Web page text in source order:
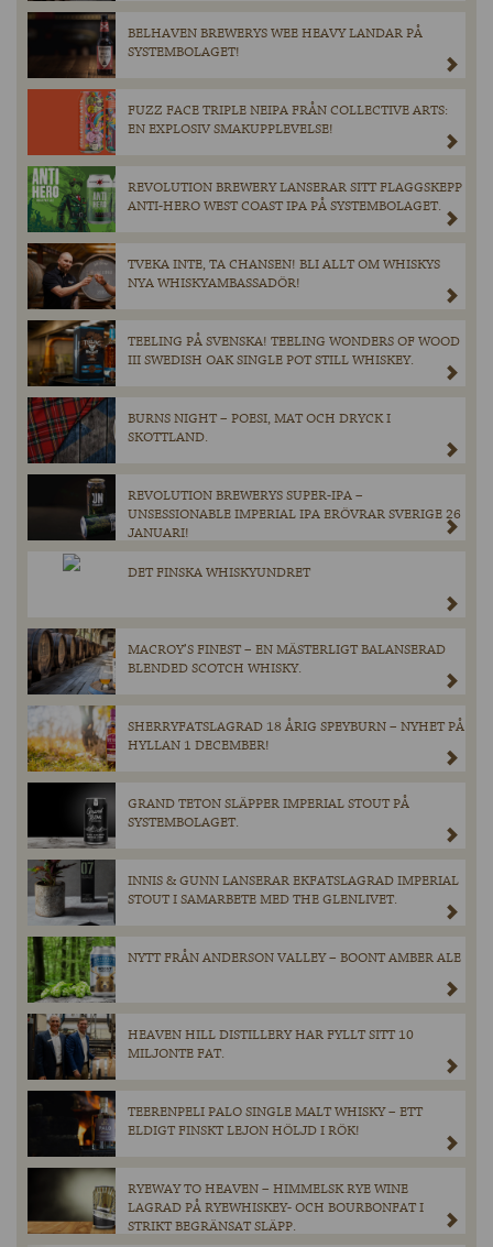
BELHAVEN BREWERYS WEE HEAVY LANDAR PÅ
SYSTEMBOLAGET!
FUZZ FACE TRIPLE NEIPA FRÅN COLLECTIVE ARTS:
EN EXPLOSIV SMAKUPPLEVELSE!
REVOLUTION BREWERY LANSERAR SITT FLAGGSKEPP
ANTI-HERO WEST COAST IPA PÅ SYSTEMBOLAGET.
TVEKA INTE, TA CHANSEN! BLI ALLT OM WHISKYS
NYA WHISKYAMBASSADÖR!
TEELING PÅ SVENSKA! TEELING WONDERS OF WOOD
III SWEDISH OAK SINGLE POT STILL WHISKEY.
BURNS NIGHT – POESI, MAT OCH DRYCK I
SKOTTLAND.
REVOLUTION BREWERYS SUPER-IPA –
UNSESSIONABLE IMPERIAL IPA ERÖVRAR SVERIGE 26
JANUARI!
DET FINSKA WHISKYUNDRET
MACROY’S FINEST – EN MÄSTERLIGT BALANSERAD
BLENDED SCOTCH WHISKY.
SHERRYFATSLAGRAD 18 ÅRIG SPEYBURN – NYHET PÅ
HYLLAN 1 DECEMBER!
GRAND TETON SLÄPPER IMPERIAL STOUT PÅ
SYSTEMBOLAGET.
INNIS & GUNN LANSERAR EKFATSLAGRAD IMPERIAL
STOUT I SAMARBETE MED THE GLENLIVET.
NYTT FRÅN ANDERSON VALLEY – BOONT AMBER ALE
HEAVEN HILL DISTILLERY HAR FYLLT SITT 10
MILJONTE FAT.
TEERENPELI PALO SINGLE MALT WHISKY – ETT
ELDIGT FINSKT LEJON HÖLJD I RÖK!
RYEWAY TO HEAVEN – HIMMELSK RYE WINE
LAGRAD PÅ RYEWHISKEY- OCH BOURBONFAT I
STRIKT BEGRÄNSAT SLÄPP.